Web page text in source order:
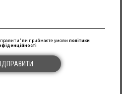
ви приймаєте умови політики